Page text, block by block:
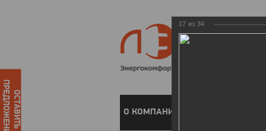
О КОМПАНИИ
ОСТАВИТЬ
ПРЕДЛОЖЕНИЕ
17 из 34